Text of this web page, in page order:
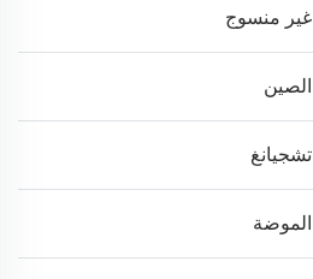
غير منسوج
الصين
تشجيانغ
الموضة